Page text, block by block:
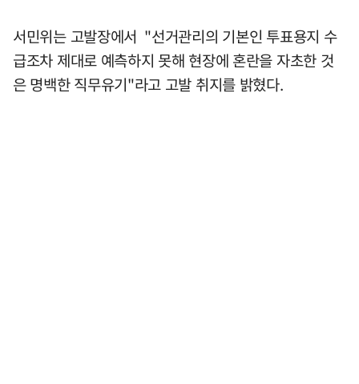
서민위는 고발장에서 "선거관리의 기본인 투표용지 수
급조차 제대로 예측하지 못해 현장에 혼란을 자초한 것
은 명백한 직무유기"라고 고발 취지를 밝혔다.